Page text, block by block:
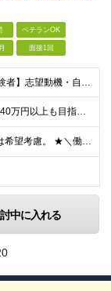
ベテランOK
面接1回
【転職者のほぼ100%が未経験者】志望動機・自己PR不要 ◎学歴、職歴、転職回数、正社員経験の有無などは一切問いません！ ◎ご年齢が38歳までの方※若年層の長期キャリア形成のため 普通自動車免許（
★ 未経験スタートでも月収40万円以上も目指せます！ ★ ★ 試用期間6か月あり／給与・待遇に変更なし ★ ＼パターン①orパターン②で給与形態の選択が可能／ ＜パターン①＞ 月給+交通費+（残業
★転勤なし!社宅完備!勤務地は希望考慮。 ★＼働きたいエリアで仕事ができます／ ★U・Iターン歓迎! ■関東/東京、神奈川、埼玉、千葉、群馬、栃木、茨城 ■東北/青森、秋田、岩手、宮城、福島、山形
中に入れる